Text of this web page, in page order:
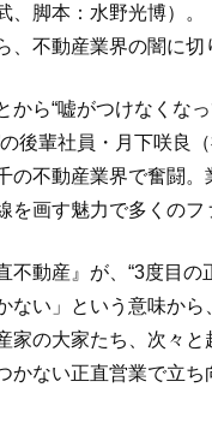
、脚本：水野光博）
、不動産業界の闇に切
から“嘘がつけなくな
の後輩社員・月下咲良
の不動産業界で奮闘
を画す魅力で多くのフ
不動産』が、“3度目
ない」という意味から
家の大家たち、次々
かない正直営業で立ち